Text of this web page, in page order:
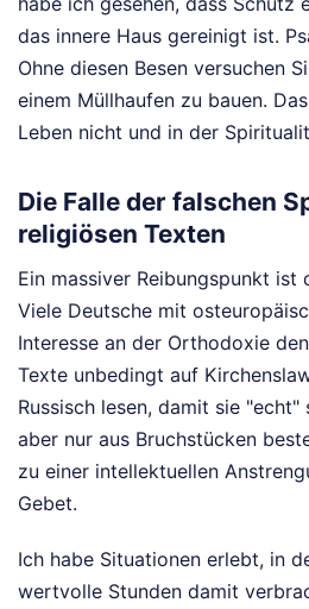
das innere Haus gereinigt ist.
Ohne diesen Besen versuchen
einem Müllhaufen zu bauen.
Leben nicht und in der
Die Falle der falschen
religiösen Texten
Ein massiver Reibungspunkt ist
Viele Deutsche mit
Interesse an der Orthodoxie
Texte unbedingt auf
Russisch lesen, damit sie "echt"
aber nur aus Bruchstücken
zu einer intellektuellen
Gebet.
Ich habe Situationen erlebt, in
wertvolle Stunden damit